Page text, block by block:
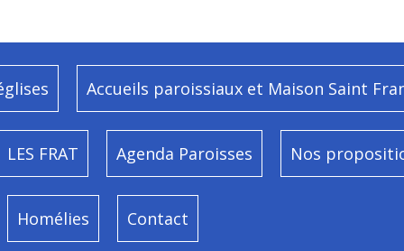
Accueils paroissiaux et Maison Saint
LES FRAT Agenda Paroisses Nos
Homélies Contact